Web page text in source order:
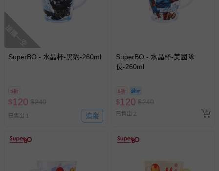
搶購一空
SuperBO - 水晶杯-黑豹-260ml
5折
$120 $240
已售出 1 追蹤
SuperBO - 水晶杯-美國隊
長-260ml
5折
$120 $240
已售出 2